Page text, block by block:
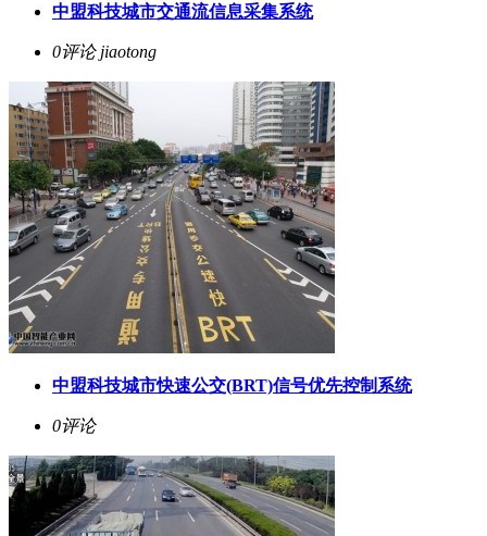
中盟科技城市交通流信息采集系统
0评论jiaotong
中盟科技城市快速公交(BRT)信号优先控制系统
0评论